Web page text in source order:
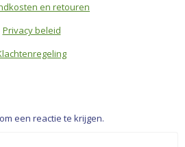
en retouren
Privacy beleid
een reactie te krijgen.